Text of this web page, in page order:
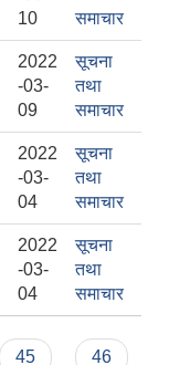
10
समाचार
2022
-03-
09
सूचना
तथा
समाचार
2022
-03-
04
सूचना
तथा
समाचार
2022
-03-
04
सूचना
तथा
समाचार
45
46